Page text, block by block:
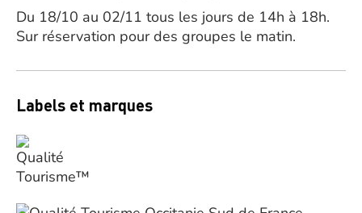
Du 18/10 au 02/11 tous les jours de 14h à 18h.
Sur réservation pour des groupes le matin.
Labels et marques